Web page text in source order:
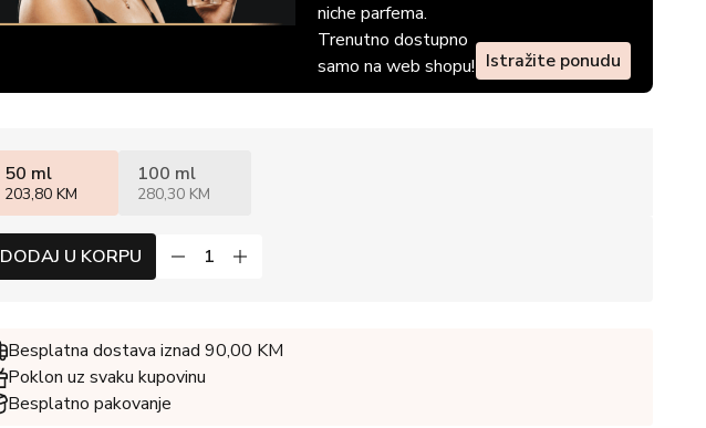
niche parfema.
Trenutno dostupno
samo na web shopu! Istražite ponudu
50 ml
203,80 KM
100 ml
280,30 KM
DODAJ U KORPU
Besplatna dostava iznad 90,00 KM
Poklon uz svaku kupovinu
Besplatno pakovanje